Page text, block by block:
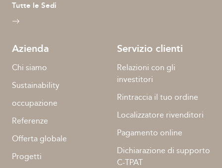
Tutte le Sedi
Azienda
Chi siamo
Sustainability
occupazione
Referenze
Offerta globale
Progetti
Servizio clienti
Relazioni con gli
investitori
Rintraccia il tuo ordine
Localizzatore rivenditori
Pagamento online
Dichiarazione di supporto
C-TPAT